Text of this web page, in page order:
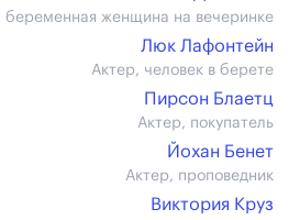
беременная женщина на вечеринке
Люк Лафонтейн
Актер, человек в берете
Пирсон Блаетц
Актер, покупатель
Йохан Бенет
Актер, проповедник
Виктория Круз